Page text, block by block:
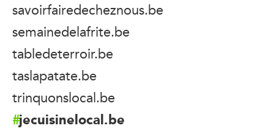
savoirfairedecheznous.be
semainedelafrite.be
tabledeterroir.be
taslapatate.be
trinquonslocal.be
jecuisinelocal.be